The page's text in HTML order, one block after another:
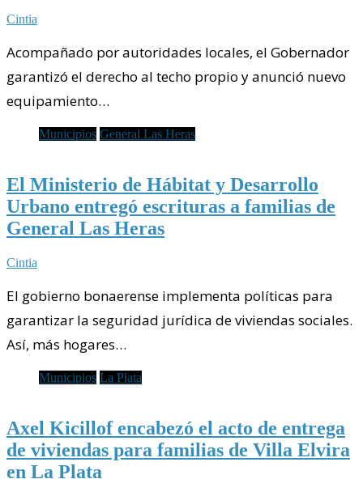
Cintia
Acompañado por autoridades locales, el Gobernador
garantizó el derecho al techo propio y anunció nuevo
equipamiento…
Municipios General Las Heras
El Ministerio de Hábitat y Desarrollo
Urbano entregó escrituras a familias de
General Las Heras
Cintia
El gobierno bonaerense implementa políticas para
garantizar la seguridad jurídica de viviendas sociales.
Así, más hogares…
Municipios La Plata
Axel Kicillof encabezó el acto de entrega
de viviendas para familias de Villa Elvira
en La Plata